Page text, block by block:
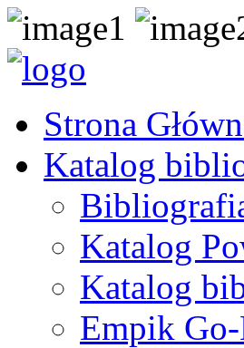
Strona
Katalog
Katalog
Katalog
Empik